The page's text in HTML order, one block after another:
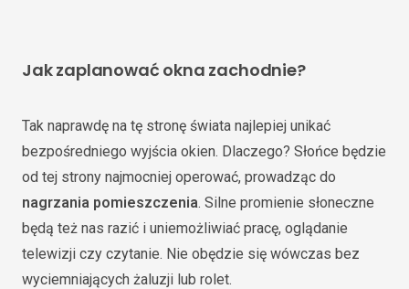
Jak zaplanować okna zachodnie?
Tak naprawdę na tę stronę świata najlepiej unikać
bezpośredniego wyjścia okien. Dlaczego? Słońce będzie
od tej strony najmocniej operować, prowadząc do
nagrzania pomieszczenia. Silne promienie słoneczne
będą też nas razić i uniemożliwiać pracę, oglądanie
telewizji czy czytanie. Nie obędzie się wówczas bez
wyciemniających żaluzji lub rolet.